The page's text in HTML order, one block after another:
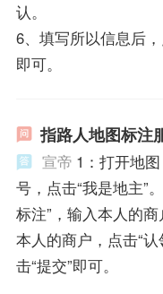
认。
6、填写所以信息后
即可。
指路人地图标注
宣帝 1：打开地
号，点击“我是地主”
标注”，输入本人的
本人的商户，点击“
击“提交”即可。